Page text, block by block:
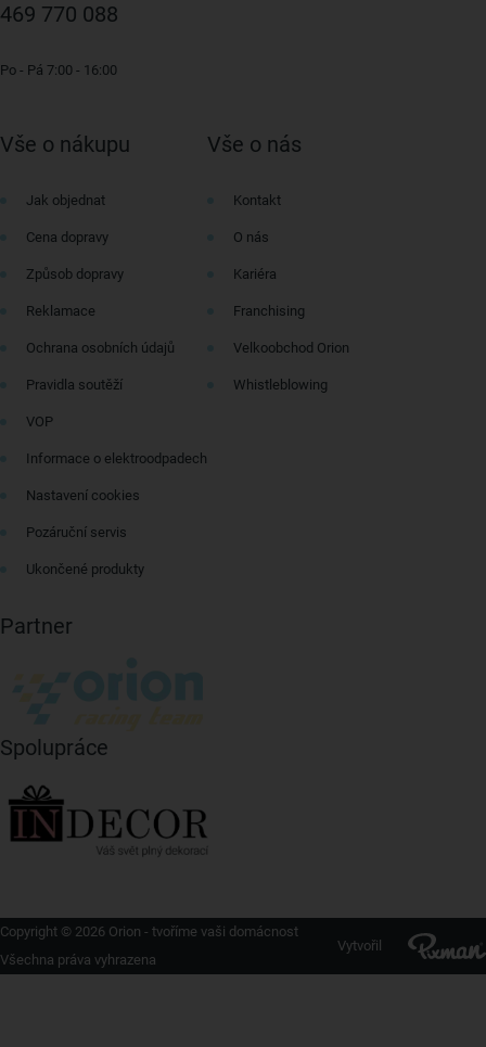
469 770 088
Po - Pá 7:00 - 16:00
Vše o nákupu
Jak objednat
Cena dopravy
Způsob dopravy
Reklamace
Ochrana osobních údajů
Pravidla soutěží
VOP
Informace o elektroodpadech
Nastavení cookies
Pozáruční servis
Ukončené produkty
Vše o nás
Kontakt
O nás
Kariéra
Franchising
Velkoobchod Orion
Whistleblowing
Partner
Spolupráce
Copyright © 2026 Orion - tvoříme vaši domácnost
Všechna práva vyhrazena
Vytvořil